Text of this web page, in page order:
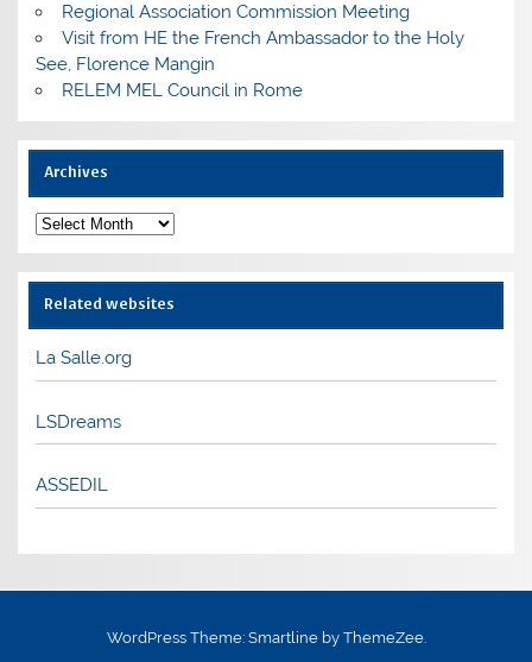
Regional Association Commission Meeting
Visit from HE the French Ambassador to the Holy
See, Florence Mangin
RELEM MEL Council in Rome
Archives
Archives
Related websites
La Salle.org
LSDreams
ASSEDIL
WordPress Theme: Smartline by ThemeZee.